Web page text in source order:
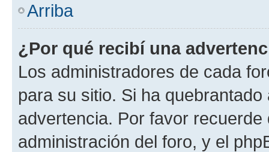
Arriba
¿Por qué recibí una
Los administradores de cada
para su sitio. Si ha
advertencia. Por favor
administración del foro, y el